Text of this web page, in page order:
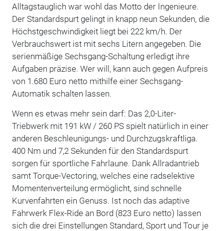
Alltagstauglich war wohl das Motto der Ingenieure.
Der Standardspurt gelingt in knapp neun Sekunden, die
Höchstgeschwindigkeit liegt bei 222 km/h. Der
Verbrauchswert ist mit sechs Litern angegeben. Die
serienmäßige Sechsgang-Schaltung erledigt ihre
Aufgaben präzise. Wer will, kann auch gegen Aufpreis
von 1.680 Euro netto mithilfe einer Sechsgang-
Automatik schalten lassen.
Wenn es etwas mehr sein darf: Das 2,0-Liter-
Triebwerk mit 191 kW / 260 PS spielt natürlich in einer
anderen Beschleunigungs- und Durchzugskraftliga.
400 Nm und 7,2 Sekunden für den Standardspurt
sorgen für sportliche Fahrlaune. Dank Allradantrieb
samt Torque-Vectoring, welches eine radselektive
Momentenverteilung ermöglicht, sind schnelle
Kurvenfahrten ein Genuss. Ist noch das adaptive
Fahrwerk Flex-Ride an Bord (823 Euro netto) lassen
sich die drei Einstellungen Standard, Sport und Tour je